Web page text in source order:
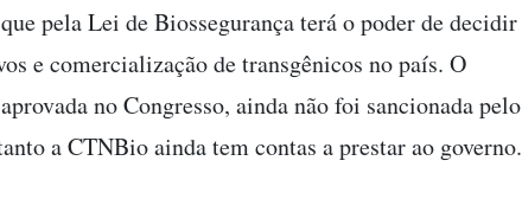
pela Lei de Biossegurança terá o poder de decidir
e comercialização de transgênicos no país. O
no Congresso, ainda não foi sancionada pelo
a CTNBio ainda tem contas a prestar ao governo.